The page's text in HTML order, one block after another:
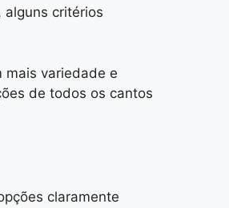
critérios
mais variedade e
de todos os cantos
claramente